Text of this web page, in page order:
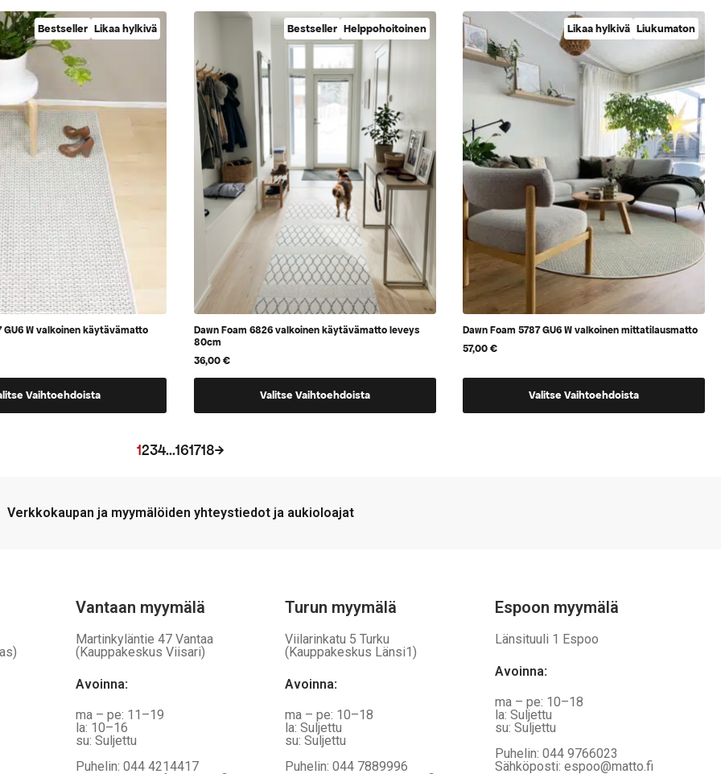
useampi
Voit
tehdä
valinnat
tuotteen
sivulla.
vaihtoehtoja,
jotka
voidaan
tuotteen
sivulla
Bestseller Likaa hylkivä
GU6 W valkoinen käytävämatto
Vaihtoehdoista
Bestseller Helppohoitoinen
Dawn Foam 6826 valkoinen käytävämatto leveys
80cm
36,00€
Valitse Vaihtoehdoista
tuotteella
vaihtoehtoja,
valita
Likaa hylkivä Liukumaton
Dawn Foam 5787 GU6 W valkoinen mittatilausmatto
57,00€
Valitse Vaihtoehdoista
tuotteella
1234…161718→
Verkkokaupan ja myymälöiden yhteystiedot ja aukioloajat
Vantaan myymälä
Martinkyläntie 47 Vantaa
(Kauppakeskus Viisari)
Avoinna:
ma – pe: 11–19
la: 10–16
su: Suljettu
Puhelin: 044 4214417
Turun myymälä
Viilarinkatu 5 Turku
(Kauppakeskus Länsi1)
Avoinna:
ma – pe: 10–18
la: Suljettu
su: Suljettu
Puhelin: 044 7889996
Espoon myymälä
Länsituuli 1 Espoo
Avoinna:
ma – pe: 10–18
la: Suljettu
su: Suljettu
Puhelin: 044 9766023
Sähköposti: espoo@matto.fi